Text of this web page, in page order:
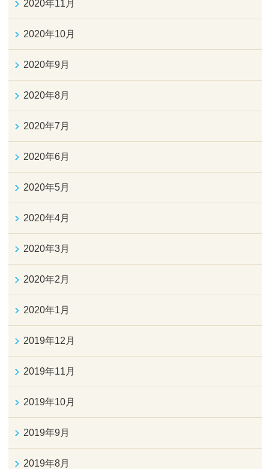
2020年11月
2020年10月
2020年9月
2020年8月
2020年7月
2020年6月
2020年5月
2020年4月
2020年3月
2020年2月
2020年1月
2019年12月
2019年11月
2019年10月
2019年9月
2019年8月